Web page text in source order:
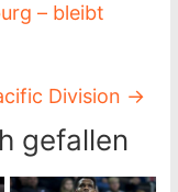
– bleibt
Division →
gefallen